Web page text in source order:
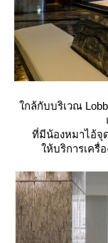
กล้กับบริเวณ
ที่มีน้องหมาไอ้จุ
ห้บริการเครื่